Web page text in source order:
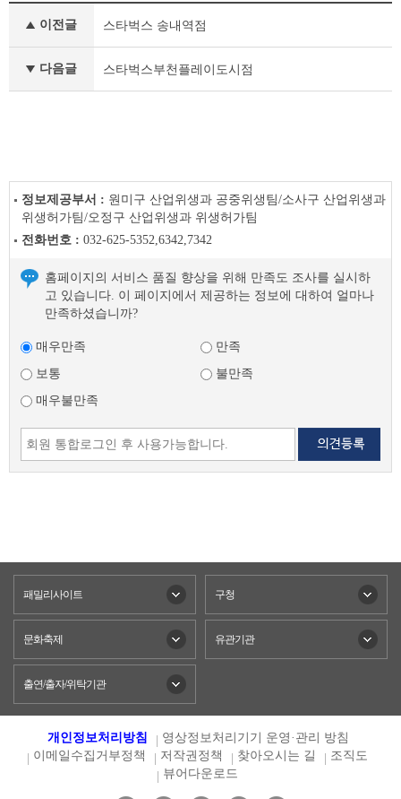
안
이전글 스타벅스 송내역점
다음글 스타벅스부천플레이도시점
정보제공부서 : 원미구 산업위생과 공중위생팀/소사구 산업위생과
위생허가팀/오정구 산업위생과 위생허가팀
전화번호 : 032-625-5352,6342,7342
홈페이지의 서비스 품질 향상을 위해 만족도 조사를 실시하
고 있습니다. 이 페이지에서 제공하는 정보에 대하여 얼마나
만족하셨습니까?
매우만족
만족
보통
불만족
매우불만족
패밀리사이트 구청
문화축제 유관기관
출연/출자/위탁기관
개인정보처리방침
영상정보처리기기 운영·관리 방침
이메일수집거부정책
저작권정책 찾아오시는 길
조직도
뷰어다운로드